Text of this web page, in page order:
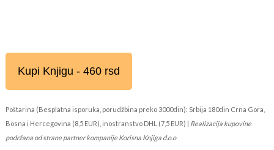
Kupi Knjigu - 460 rsd
Poštarina (Besplatna isporuka, porudžbina preko 3000din): Srbija 180din Crna Gora,
Bosna i Hercegovina (8,5 EUR), inostranstvo DHL (7,5 EUR) | Realizacija kupovine
podržana od strane partner kompanije Korisna Knjiga d.o.o